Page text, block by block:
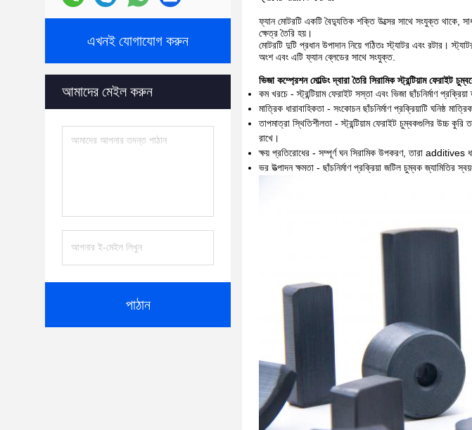
এখনই যোগাযোগ করুন
আমাদের মেইল ​​করুন
পাঠান
ফ্যান মোটরটি একটি বৈদ্যুতিক শক্তি উত্সের সাথে সংযুক্ত থাকে,
ক্ষেত্র তৈরি হয়।
মোটরটি দুটি প্রধান উপাদান নিয়ে গঠিতঃ স্ট্যাটর এবং রটার।
অংশ এবং এটি ফ্যান ব্লেডের সাথে সংযুক্ত.
ভিজা কম্প্রেশন মোল্ডিং দ্বারা তৈরি সিরামিক স্ট্রন্টিয়াম ফেরাইট
কম খরচে - স্ট্রন্টিয়াম ফেরাইট সস্তা এবং ভিজা ছাঁচনির্মাণ
মাত্রিক ধারাবাহিকতা - সংকোচন ছাঁচনির্মাণ প্রক্রিয়াটি ঘনিষ্ঠ
তাপমাত্রা স্থিতিশীলতা - স্ট্রন্টিয়াম ফেরাইট চুম্বকগুলির উচ্চ
রাখে।
ক্ষয় প্রতিরোধের - সম্পূর্ণ ঘন সিরামিক উপকরণ, তারা
ভর উত্পাদন ক্ষমতা - ছাঁচনির্মাণ প্রক্রিয়া জটিল চুম্বক জ্যামিতির